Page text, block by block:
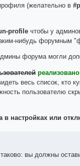
(желательно в
profile чтобы у
нибудь форумным
форума могли
реализовано
весь список, кто
пользователю
в настройках или
вы должны